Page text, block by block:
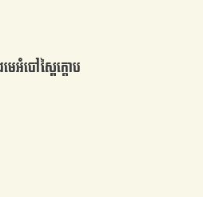
េអំបៅស្ពៃក្តោប